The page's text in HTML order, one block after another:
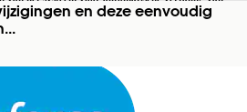
Overschakelen op Engels Niet nu
en deze eenvoudig